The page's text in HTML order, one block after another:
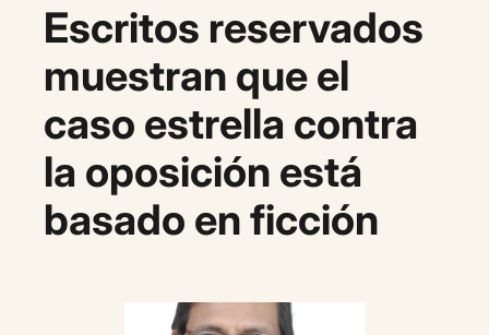
Escritos reservados
muestran que el
caso estrella contra
la oposición está
basado en ficción